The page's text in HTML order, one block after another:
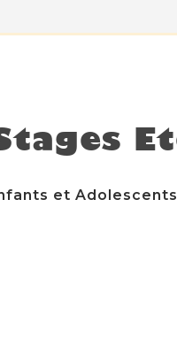
mais voici d'autres
et